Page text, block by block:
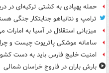
حمله پهپادی به کشتی ترکیه‌ای در
ترامپ و نتانیاهو جنایتکار جنگی
میزبانی استقلال در آسیا به امارات
سامانه موشکی پاتریوت چیست و
امنیت خلیج فارس باید به دست
بارش باران در فاروج خراسان شمالی